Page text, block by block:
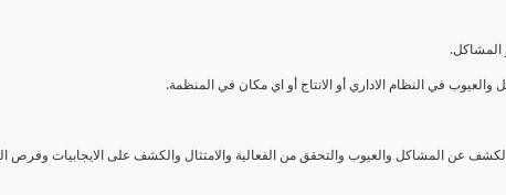
المشاكل.
في النظام الاداري أو الانتاج أو اي مكان في المنظمة.
عن المشاكل والعيوب والتحقق من الفعالية والامتثال والكشف على الايجابيات وفرص